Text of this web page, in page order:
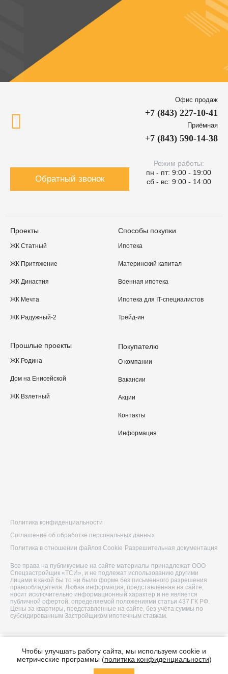
Офис продаж
+7 (843) 227-10-41
Приёмная
+7 (843) 590-14-38
Обратный звонок
Режим работы:
пн - пт: 9:00 - 19:00
сб - вс: 9:00 - 14:00
Проекты
ЖК Статный
ЖК Притяжение
ЖК Династия
ЖК Мечта
ЖК Радужный-2
Прошлые проекты
ЖК Родина
Дом на Енисейской
ЖК Взлетный
Способы покупки
Ипотека
Материнский капитал
Военная ипотека
Ипотека для IT-специалистов
Трейд-ин
Покупателю
О компании
Вакансии
Акции
Контакты
Информация
Политика конфиденциальности
Соглашение об обработке персональных данных
Политика в отношении файлов Cookie Разрешительная документация
Все права на публикуемые на сайте материалы принадлежат ООО
Спецзастройщик «ТСИ», и не подлежат использованию другими
лицами в какой бы то ни было форме без письменного разрешения
правообладателя. Любая информация, представленная на сайте,
носит исключительно информационный характер и не является
публичной офертой, определяемой положениями статьи 437 ГК РФ.
Цены за квартиры, представленные на сайте, без учёта суммы по
субсидированным Застройщиком ипотечным ставкам.
Построено в
Чтобы улучшать работу сайта, мы используем cookie и
метрические программы (политика конфиденциальности)